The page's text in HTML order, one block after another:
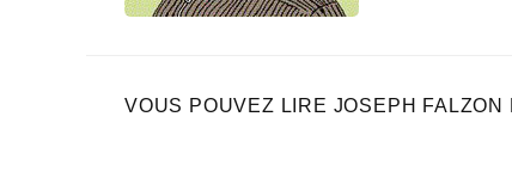
VOUS POUVEZ LIRE JOSEPH FALZON